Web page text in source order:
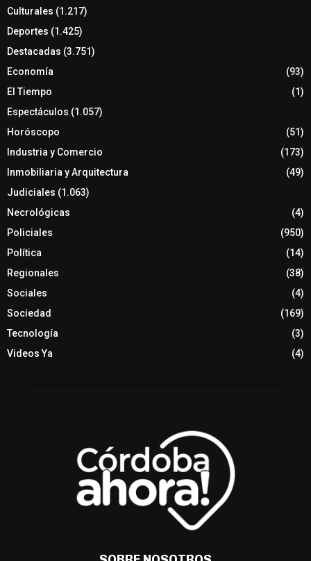
Culturales (1.217)
Deportes (1.425)
Destacadas (3.751)
Economía
(93)
El Tiempo
(1)
Espectáculos (1.057)
Horóscopo
(51)
Industria y Comercio
(173)
Inmobiliaria y Arquitectura
(49)
Judiciales (1.063)
Necrológicas
(4)
Policiales
(950)
Política
(14)
Regionales
(38)
Sociales
(4)
Sociedad
(169)
Tecnología
(3)
Videos Ya
(4)